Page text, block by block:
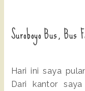
Suroboyo Bus, Bus
Hari ini saya
Dari kantor